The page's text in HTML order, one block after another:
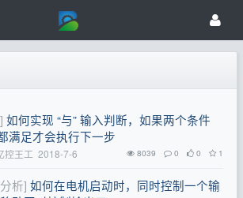
如何实现 “与” 输入判断，如果两个条件
满足才会执行下一步
控王工 2018-7-6 8039 0 0 1
析] 如何在电机启动时，同时控制一个输